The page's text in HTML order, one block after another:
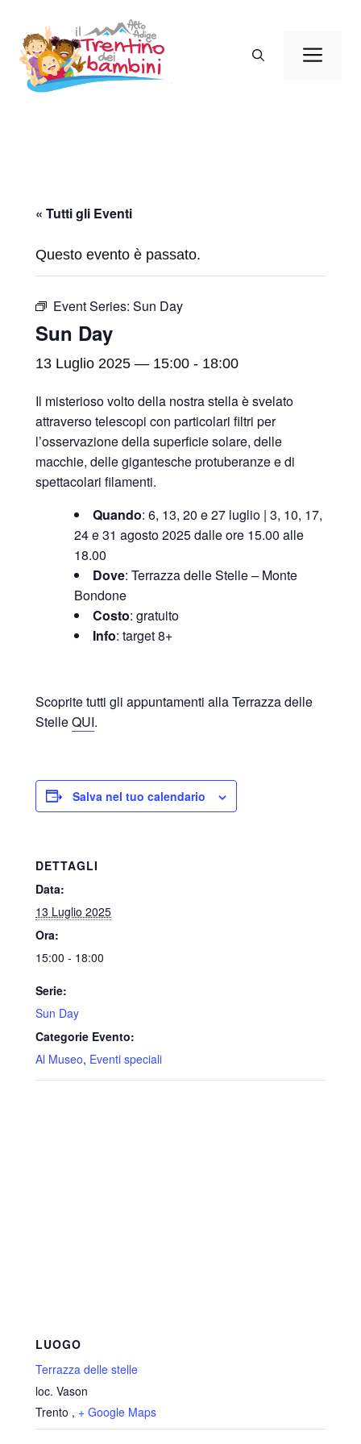
contenuto
« Tutti gli Eventi
Questo evento è passato.
Event Series: Sun Day
Sun Day
13 Luglio 2025 — 15:00 - 18:00
Il misterioso volto della nostra stella è svelato
attraverso telescopi con particolari filtri per
l’osservazione della superficie solare, delle
macchie, delle gigantesche protuberanze e di
spettacolari filamenti.
Quando: 6, 13, 20 e 27 luglio | 3, 10, 17,
24 e 31 agosto 2025 dalle ore 15.00 alle
18.00
Dove: Terrazza delle Stelle – Monte
Bondone
Costo: gratuito
Info: target 8+
Scoprite tutti gli appuntamenti alla Terrazza delle
StelleQUI.
Salva nel tuo calendario
DETTAGLI
Data:
13 Luglio 2025
Ora:
15:00 - 18:00
Serie:
Sun Day
Categorie Evento:
Al Museo, Eventi speciali
LUOGO
Terrazza delle stelle
loc. Vason
Trento , + Google Maps